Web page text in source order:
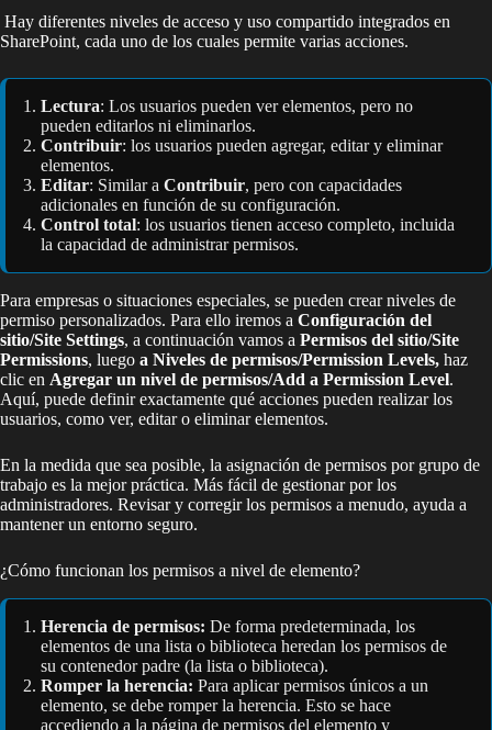
Hay diferentes niveles de acceso y uso compartido integrados en
SharePoint, cada uno de los cuales permite varias acciones.
Lectura: Los usuarios pueden ver elementos, pero no
pueden editarlos ni eliminarlos.
Contribuir: los usuarios pueden agregar, editar y eliminar
elementos.
Editar: Similar a Contribuir, pero con capacidades
adicionales en función de su configuración.
Control total: los usuarios tienen acceso completo, incluida
la capacidad de administrar permisos.
Para empresas o situaciones especiales, se pueden crear niveles de
permiso personalizados. Para ello iremos a Configuración del
sitio/Site Settings, a continuación vamos a Permisos del sitio/Site
Permissions, luego a Niveles de permisos/Permission Levels, haz
clic en Agregar un nivel de permisos/Add a Permission Level.
Aquí, puede definir exactamente qué acciones pueden realizar los
usuarios, como ver, editar o eliminar elementos.
En la medida que sea posible, la asignación de permisos por grupo de
trabajo es la mejor práctica. Más fácil de gestionar por los
administradores. Revisar y corregir los permisos a menudo, ayuda a
mantener un entorno seguro.
¿Cómo funcionan los permisos a nivel de elemento?
Herencia de permisos: De forma predeterminada, los
elementos de una lista o biblioteca heredan los permisos de
su contenedor padre (la lista o biblioteca).
Romper la herencia: Para aplicar permisos únicos a un
elemento, se debe romper la herencia. Esto se hace
accediendo a la página de permisos del elemento y